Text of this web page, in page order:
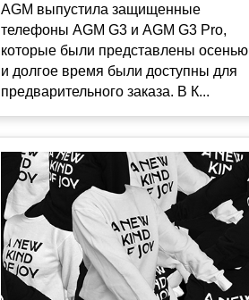
AGM выпустила защищенные
телефоны AGM G3 и AGM G3 Pro,
которые были представлены осенью
и долгое время были доступны для
предварительного заказа. В К...